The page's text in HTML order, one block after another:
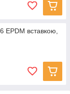
EPDM вставкою,